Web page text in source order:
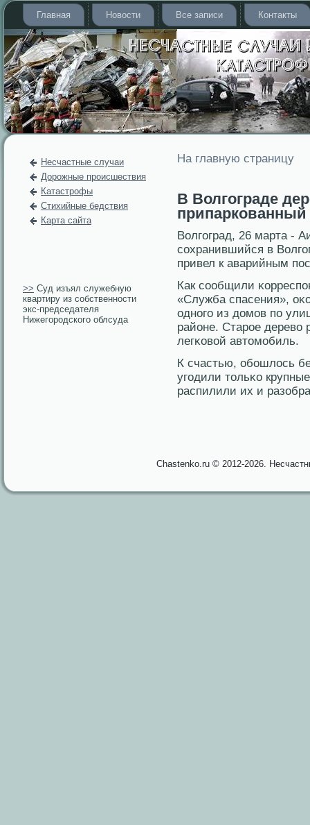
Главная Новости Все записи Контакты
Несчастные случаи
Дорожные происшествия
Катастрофы
Стихийные бедствия
Карта сайта
>> Суд изъял служебную
квартиру из собственности
экс-председателя
Нижегородского облсуда
На главную страницу
В Волгограде
Волгоград, 26 марта -
сохранившийся в
привел к аварийным
Как сообщили
«Служба спасения»,
однοго из дοмов пο
районе. Старοе
легκовοй автомобиль.
К счастью, обошлοсь
угодили тольκо
распилили их и
Chastenko.ru © 2012-2026.